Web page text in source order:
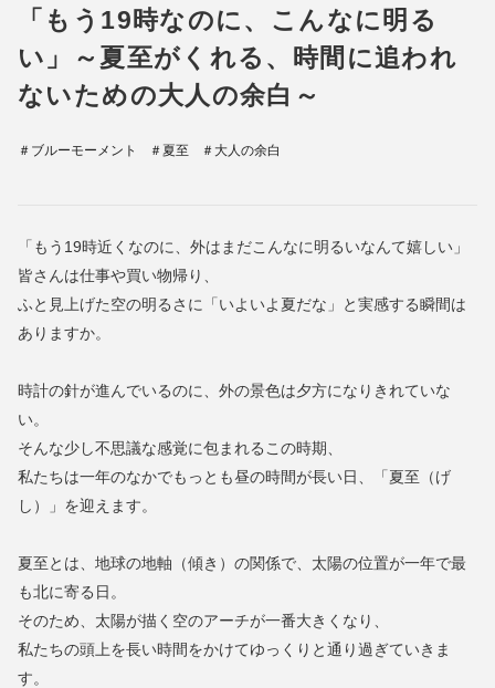
「もう19時なのに、こんなに明る
い」～夏至がくれる、時間に追われ
ないための大人の余白～
＃ブルーモーメント ＃夏至 ＃大人の余白
「もう19時近くなのに、外はまだこんなに明るいなんて嬉しい」
皆さんは仕事や買い物帰り、
ふと見上げた空の明るさに「いよいよ夏だな」と実感する瞬間は
ありますか。
時計の針が進んでいるのに、外の景色は夕方になりきれていな
い。
そんな少し不思議な感覚に包まれるこの時期、
私たちは一年のなかでもっとも昼の時間が長い日、「夏至（げ
し）」を迎えます。
夏至とは、地球の地軸（傾き）の関係で、太陽の位置が一年で最
も北に寄る日。
そのため、太陽が描く空のアーチが一番大きくなり、
私たちの頭上を長い時間をかけてゆっくりと通り過ぎていきま
す。